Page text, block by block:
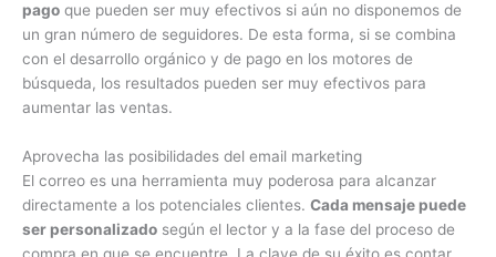
pago que pueden ser muy efectivos si aún no disponemos de
un gran número de seguidores. De esta forma, si se combina
con el desarrollo orgánico y de pago en los motores de
búsqueda, los resultados pueden ser muy efectivos para
aumentar las ventas.
Aprovecha las posibilidades del email marketing
El correo es una herramienta muy poderosa para alcanzar
directamente a los potenciales clientes. Cada mensaje puede
ser personalizado según el lector y a la fase del proceso de